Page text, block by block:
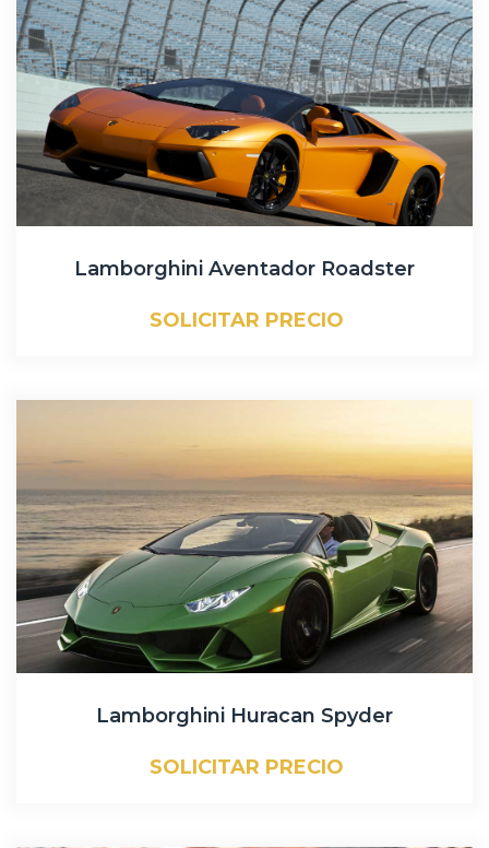
Lamborghini Aventador Roadster
SOLICITAR PRECIO
Lamborghini Huracan Spyder
SOLICITAR PRECIO